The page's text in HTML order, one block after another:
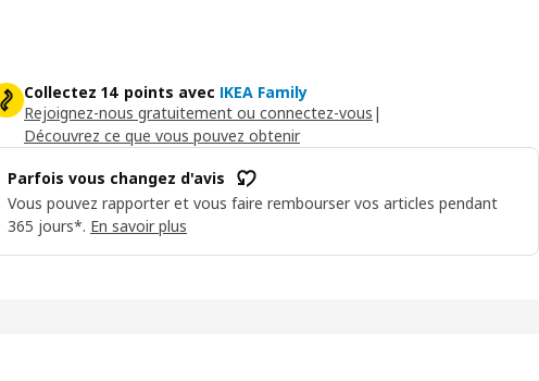
Collectez 14 points avec IKEA Family
Rejoignez-nous gratuitement ou connectez-vous |
Découvrez ce que vous pouvez obtenir
Parfois vous changez d'avis
Vous pouvez rapporter et vous faire rembourser vos articles pendant
365 jours*. En savoir plus